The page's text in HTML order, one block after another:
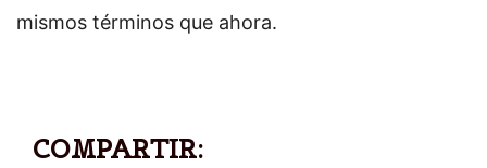
mismos términos que ahora.
COMPARTIR: